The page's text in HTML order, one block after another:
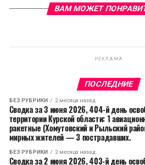
ВАМ МОЖЕТ
РЕКЛАМА
ПОСЛЕДНИЕ
БЕЗ РУБРИКИ 2 месяца назад
Сводка за 3 июня 2026, 404-й день
территории Курской области: 1
ракетные (Хомутовский и Рыльский
мирных жителей — 3 пострадавших.
БЕЗ РУБРИКИ 2 месяца назад
Сводка за 2 июня 2026, 403-й день